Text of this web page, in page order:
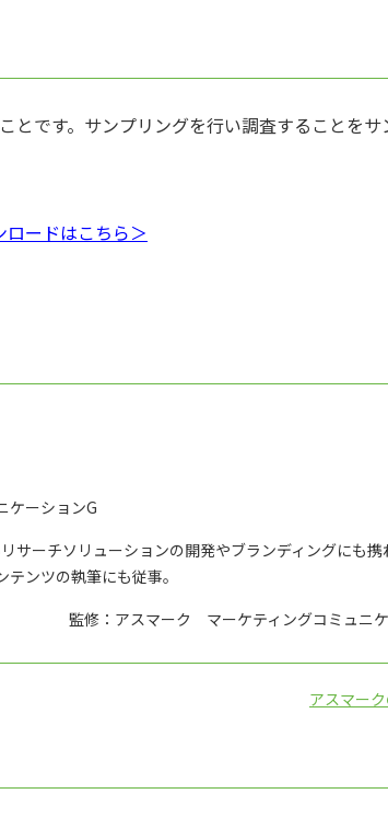
とです。サンプリングを行い調査することをサ
ードはこちら＞
ーションG
サーチソリューションの開発やブランディングにも携
ンツの執筆にも従事。
監修：アスマーク マーケティングコミュニ
アスマー